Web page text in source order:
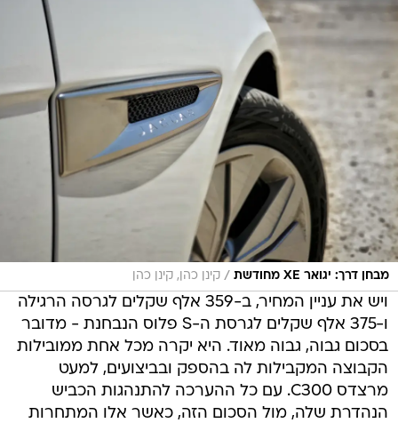
מבחן דרך: יגואר XE מחודשת / קינן כהן, קינן כהן
ויש את עניין המחיר, ב-359 אלף שקלים לגרסה הרגילה
ו-375 אלף שקלים לגרסת ה-S פלוס הנבחנת - מדובר
בסכום גבוה, גבוה מאוד. היא יקרה מכל אחת ממובילות
הקבוצה המקבילות לה בהספק ובביצועים, למעט
מרצדס C300. עם כל ההערכה להתנהגות הכביש
הנהדרת שלה, מול הסכום הזה, כאשר אלו המתחרות